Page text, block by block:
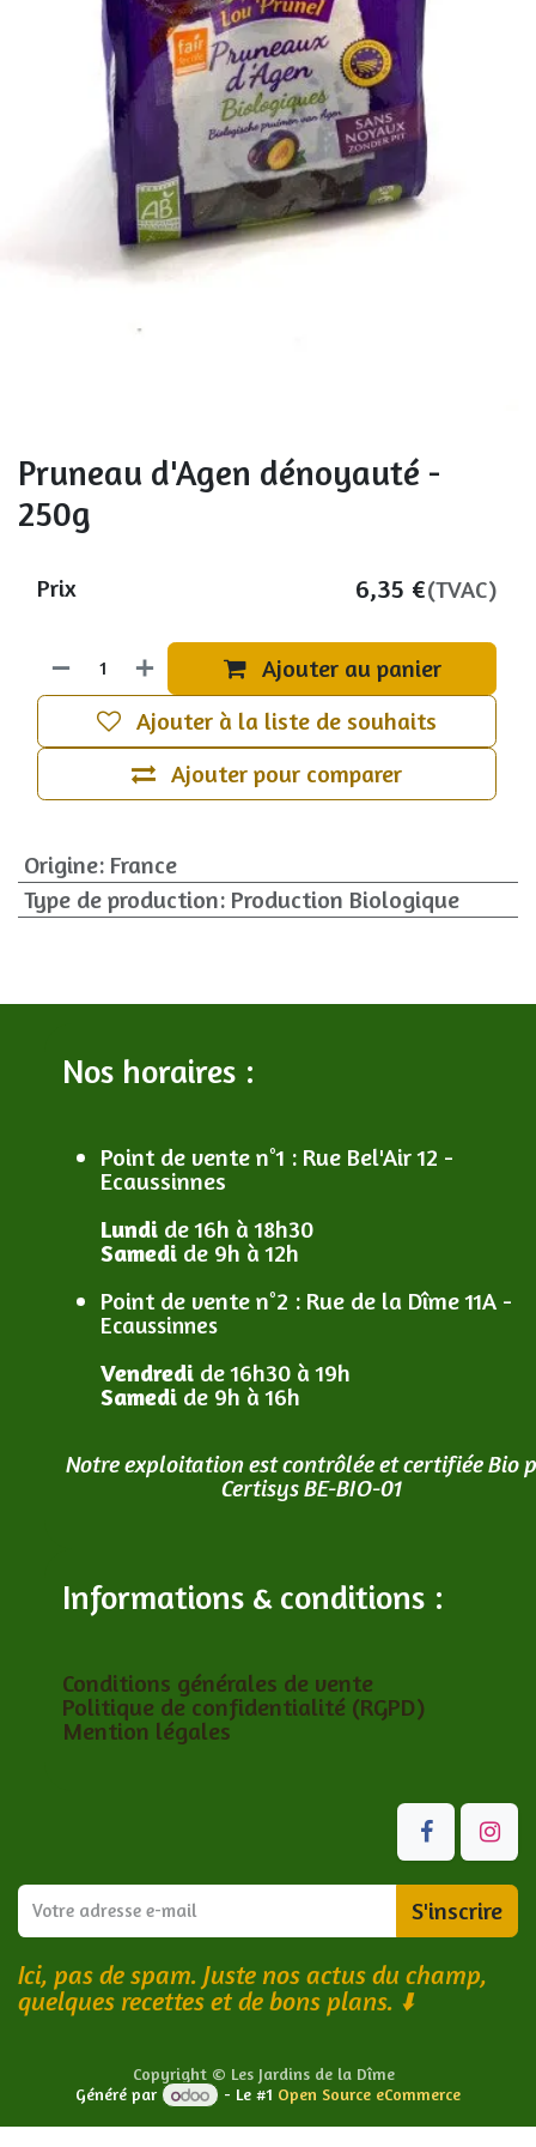
Pruneau d'Agen dénoyauté -
250g
Ajouter au panier
Ajouter pour comparer
Ajouter à la liste de souhaits
Prix 6,35 €(TVAC)
Origine: France
Type de production: Production Biologique
Nos horaires :
Point de vente n°1 : Rue Bel'Air 12 -
Ecaussinnes
Lundi de 16h à 18h30
Samedi de 9h à 12h
Point de vente n°2 : Rue de la Dîme 11A -
Ecaussinnes
Vendredi de 16h30 à 19h
Samedi de 9h à 16h
Notre exploitation est contrôlée et certifiée Bio
Certisys BE-BIO-01
Informations & conditions :
Conditions générales de vente
Politique de confidentialité (RGPD)
Mention légales
S'inscrire
Ici, pas de spam. Juste nos actus du champ,
quelques recettes et de bons plans. ⬇️
Copyright © Les Jardins de la Dîme
Généré par
- Le #1 Open Source eCommerce